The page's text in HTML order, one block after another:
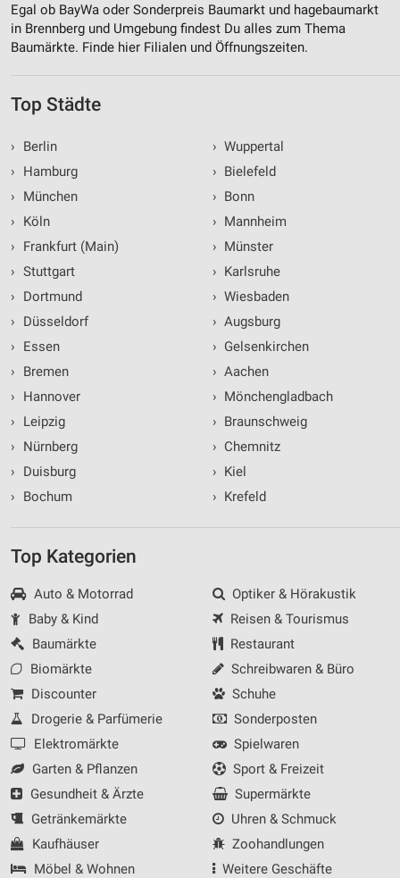
Egal ob BayWa oder Sonderpreis Baumarkt und hagebaumarkt
in Brennberg und Umgebung findest Du alles zum Thema
Baumärkte. Finde hier Filialen und Öffnungszeiten.
Top Städte
›
Berlin
›
Hamburg
›
München
›
Köln
›
Frankfurt (Main)
› Stuttgart
›
Dortmund
›
Düsseldorf
›
Essen
›
Bremen
›
Hannover
›
Leipzig
›
Nürnberg
›
Duisburg
›
Bochum
› Wuppertal
› Bielefeld
› Bonn
› Mannheim
› Münster
› Karlsruhe
› Wiesbaden
› Augsburg
› Gelsenkirchen
› Aachen
› Mönchengladbach
› Braunschweig
› Chemnitz
› Kiel
› Krefeld
Top Kategorien
Auto & Motorrad
Baby & Kind
Baumärkte
Biomärkte
Discounter
Drogerie & Parfümerie
Elektromärkte
Garten & Pflanzen
Gesundheit & Ärzte
Getränkemärkte
Kaufhäuser
Möbel & Wohnen
Optiker & Hörakustik
Reisen & Tourismus
Restaurant
Schreibwaren & Büro
Schuhe
Sonderposten
Spielwaren
Sport & Freizeit
Supermärkte
Uhren & Schmuck
Zoohandlungen
Weitere Geschäfte